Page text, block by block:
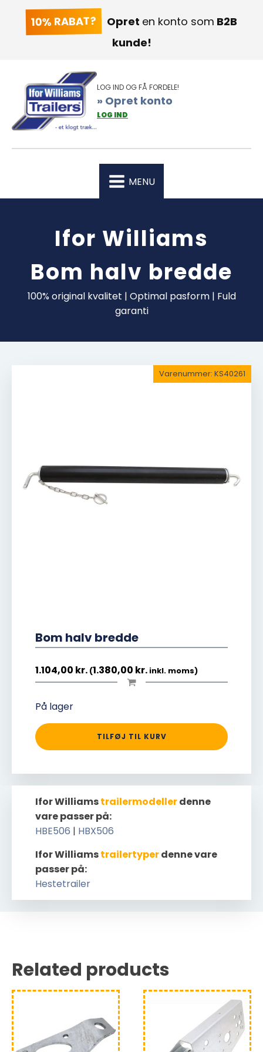
10% RABAT? Opret en konto som B2B
kunde!
LOG IND OG FÅ FORDELE!
» Opret konto
LOG IND
MENU
Ifor Williams
Bom halv bredde
100% original kvalitet | Optimal pasform | Fuld
garanti
Bom halv bredde
1.104,00 kr. (1.380,00 kr. inkl. moms)
På lager
TILFØJ TIL KURV
Varenummer: KS40261
Ifor Williamstrailertyperdenne vare
passer på:
Hestetrailer
Ifor Williamstrailermodellerdenne
vare passer på:
HBE506 | HBX506
Related products